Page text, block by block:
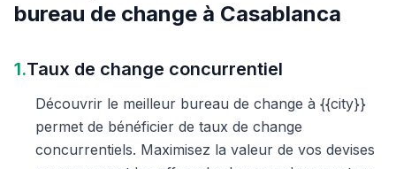
bureau de change à Casablanca
1.Taux de change concurrentiel
Découvrir le meilleur bureau de change à {{city}}
permet de bénéficier de taux de change
concurrentiels. Maximisez la valeur de vos devises